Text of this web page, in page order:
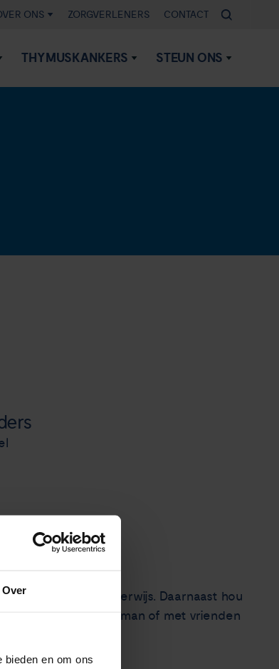
Over
en om ons
ONS ZORGVERLENERS CONTACT
THYMUSKANKERS STEUN ONS
in het basisonderwijs. Daarnaast hou
Dat doe ik met mijn man of met vrienden